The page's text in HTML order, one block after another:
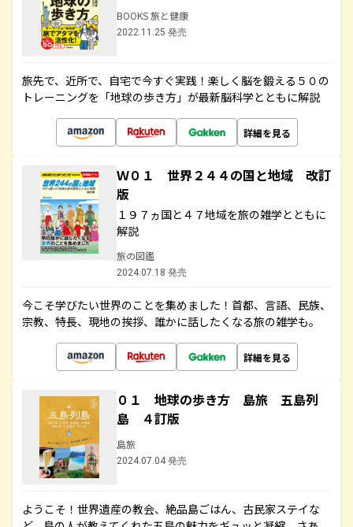
BOOKS 旅と健康
2022.11.25 発売
旅先で、近所で、自宅で今すぐ実践！楽しく脳を鍛える５０の
トレーニングを「地球の歩き方」が最新脳科学とともに解説
詳細を見る
Ｗ０１ 世界２４４の国と地域 改訂
版
１９７ヵ国と４７地域を旅の雑学とともに
解説
旅の図鑑
2024.07.18 発売
今こそ学びたい世界のことを集めました！首都、言語、民族、
宗教、特長、現地の挨拶、誰かに話したくなる旅の雑学も。
詳細を見る
０１ 地球の歩き方 島旅 五島列
島 ４訂版
島旅
2024.07.04 発売
ようこそ！世界遺産の教会、絶品島ごはん、古民家ステイな